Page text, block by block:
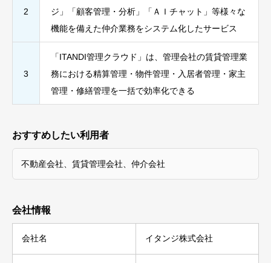
2
ジ」「顧客管理・分析」「ＡＩチャット」等様々な
機能を備えた仲介業務をシステム化したサービス
3
「ITANDI管理クラウド」は、管理会社の賃貸管理業
務における精算管理・物件管理・⼊居者管理・家主
管理・修繕管理を⼀括で効率化できる
おすすめしたい利用者
不動産会社、賃貸管理会社、仲介会社
会社情報
会社名 イタンジ株式会社